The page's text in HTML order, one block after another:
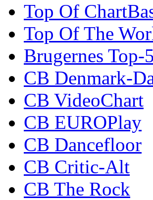
Top Of
Top Of The
Brugernes Top-
CB Denmark-
CB VideoChart
CB EUROPlay
CB Dancefloor
CB Critic-Alt
CB The Rock